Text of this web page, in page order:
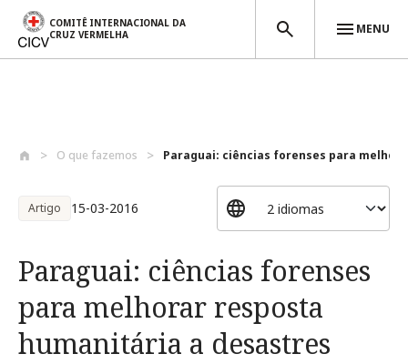
COMITÊ INTERNACIONAL DA
CRUZ VERMELHA
MENU
O que fazemos Paraguai: ciências forenses para
Artigo 15-03-2016
Paraguai: ciências forenses
para melhorar resposta
humanitária a desastres